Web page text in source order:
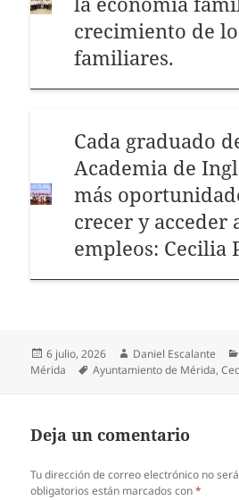
crecimiento de
familiares.
Cada graduado
Academia de
más
crecer y acceder
empleos: Cecilia
Publicado
el
6 julio, 2026 Autor
Daniel Escalante
Mérida
Etiquetas
Ayuntamiento de Mérida,
Deja un comentario
Tu dirección de correo electrónico no
obligatorios están marcados con*